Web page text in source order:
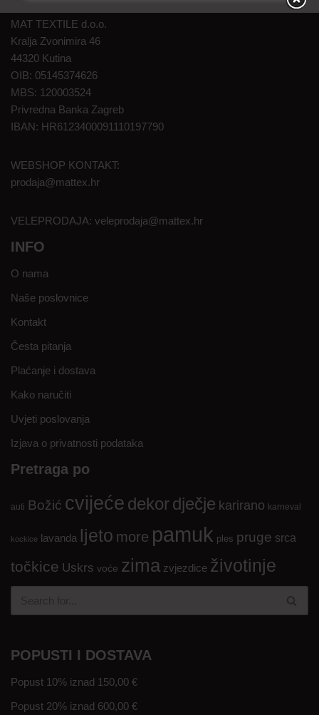
MAT TEXTILE d.o.o.
Kralja Zvonimira 46
44320 Kutina
OIB: 05145374626
MBS: 120003524
Privredna Banka Zagreb
IBAN: HR6123400091110197790
WEBSHOP KONTAKT:
prodaja@mattex.hr
VELEPRODAJA: veleprodaja@mattex.hr
INFO
O nama
Naše poslovnice
Kontakt
Česta pitanja
Plaćanje i dostava
Kako naručiti
Uvjeti poslovanja
Izjava o privatnosti podataka
Pretraga po
auti Božić cvijeće dekordječje karirano karneval
kockice lavanda ljeto more pamuk ples pruge srca
točkice Uskrs voće zima zvjezdice životinje
POPUSTI I DOSTAVA
Popust 10% iznad 150,00 €
Popust 20% iznad 600,00 €